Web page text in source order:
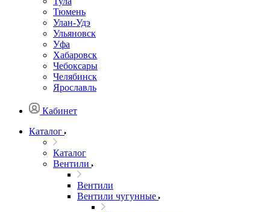
Тюмень
Улан-Удэ
Ульяновск
Уфа
Хабаровск
Чебоксары
Челябинск
Ярославль
Кабинет
Каталог
Каталог
Вентили
Вентили
Вентили чугунные